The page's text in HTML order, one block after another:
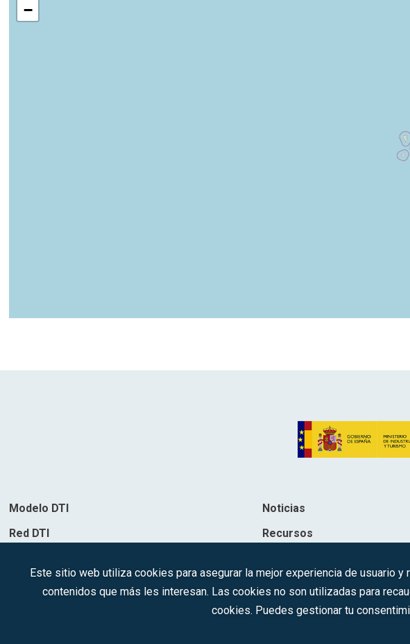
−
Modelo DTI
Red DTI
Noticias
Recursos
Este sitio web utiliza cookies para asegurar la mejor experiencia de usuario
contenidos que más les interesan. Las cookies no son utilizadas para
cookies. Puedes gestionar tu